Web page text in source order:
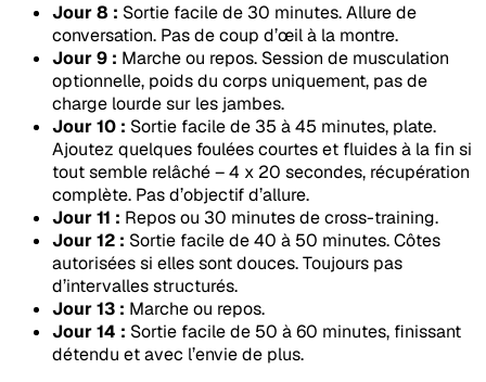
Jour 8 : Sortie facile de 30 minutes. Allure de
conversation. Pas de coup d’œil à la montre.
Jour 9 : Marche ou repos. Session de musculation
optionnelle, poids du corps uniquement, pas de
charge lourde sur les jambes.
Jour 10 : Sortie facile de 35 à 45 minutes, plate.
Ajoutez quelques foulées courtes et fluides à la fin si
tout semble relâché – 4 x 20 secondes, récupération
complète. Pas d’objectif d’allure.
Jour 11 : Repos ou 30 minutes de cross-training.
Jour 12 : Sortie facile de 40 à 50 minutes. Côtes
autorisées si elles sont douces. Toujours pas
d’intervalles structurés.
Jour 13 : Marche ou repos.
Jour 14 : Sortie facile de 50 à 60 minutes, finissant
détendu et avec l’envie de plus.